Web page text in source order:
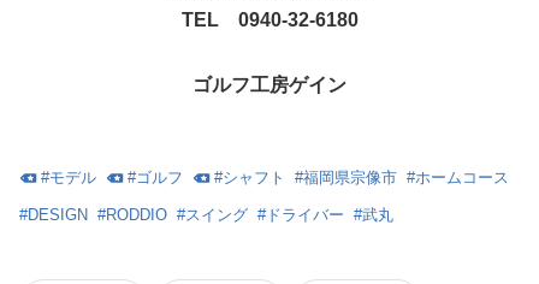
TEL 0940-32-6180
ゴルフ工房ゲイン
#モデル #ゴルフ #シャフト #福岡県宗像市 #ホームコース
#DESIGN #RODDIO #スイング #ドライバー #武丸